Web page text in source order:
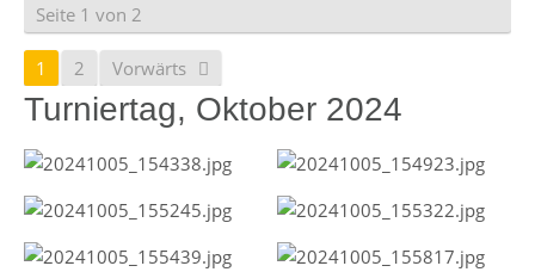
Seite 1 von 2
1 2 Vorwärts
Turniertag, Oktober 2024